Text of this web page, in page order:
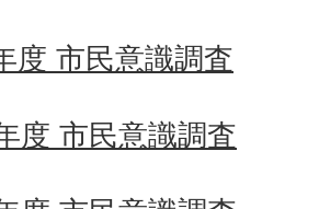
度 市民意識調査
度 市民意識調査